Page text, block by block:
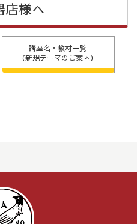
店様へ
講座名・教材一覧
（新規テーマのご案内）